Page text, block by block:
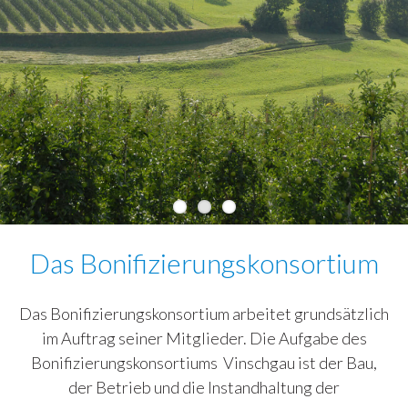
Das Bonifizierungskonsortium
Das Bonifizierungskonsortium arbeitet grundsätzlich
im Auftrag seiner Mitglieder. Die Aufgabe des
Bonifizierungskonsortiums Vinschgau ist der Bau,
der Betrieb und die Instandhaltung der